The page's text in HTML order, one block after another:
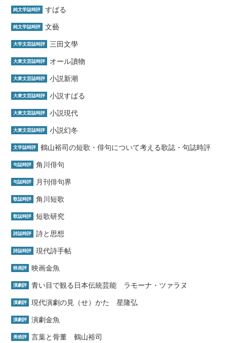
純文学誌時評 すばる
純文学誌時評 文藝
大学文芸誌時評 三田文學
大衆文芸誌時評 オール讀物
大衆文芸誌時評 小説新潮
大衆文芸誌時評 小説すばる
大衆文芸誌時評 小説現代
大衆文芸誌時評 小説幻冬
文学誌時評 鶴山裕司の短歌・俳句について考える歌誌・句誌時評
句誌時評 角川俳句
句誌時評 月刊俳句界
歌誌時評 角川短歌
歌誌時評 短歌研究
詩誌時評 詩と思想
詩誌時評 現代詩手帖
映画評 映画金魚
演劇評 青い目で観る日本伝統芸能 ラモーナ・ツァラヌ
演劇評 現代演劇の見（せ）かた 星隆弘
演劇評 演劇金魚
美術評 言葉と骨董 鶴山裕司